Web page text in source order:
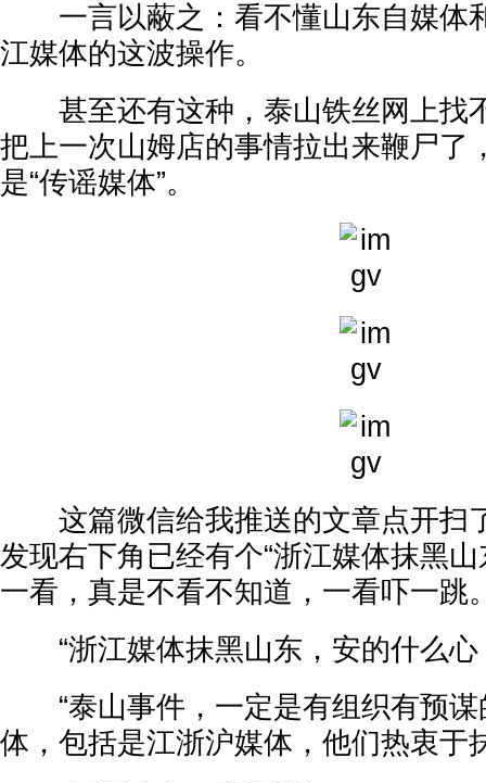
一言以蔽之：看不懂山东自媒体
江媒体的这波操作。
甚至还有这种，泰山铁丝网上找
把上一次山姆店的事情拉出来鞭尸了
是“传谣媒体”。
这篇微信给我推送的文章点开扫
发现右下角已经有个“浙江媒体抹黑
一看，真是不看不知道，一看吓一跳
“浙江媒体抹黑山东，安的什么心
“泰山事件，一定是有组织有预谋
体，包括是江浙沪媒体，他们热衷于